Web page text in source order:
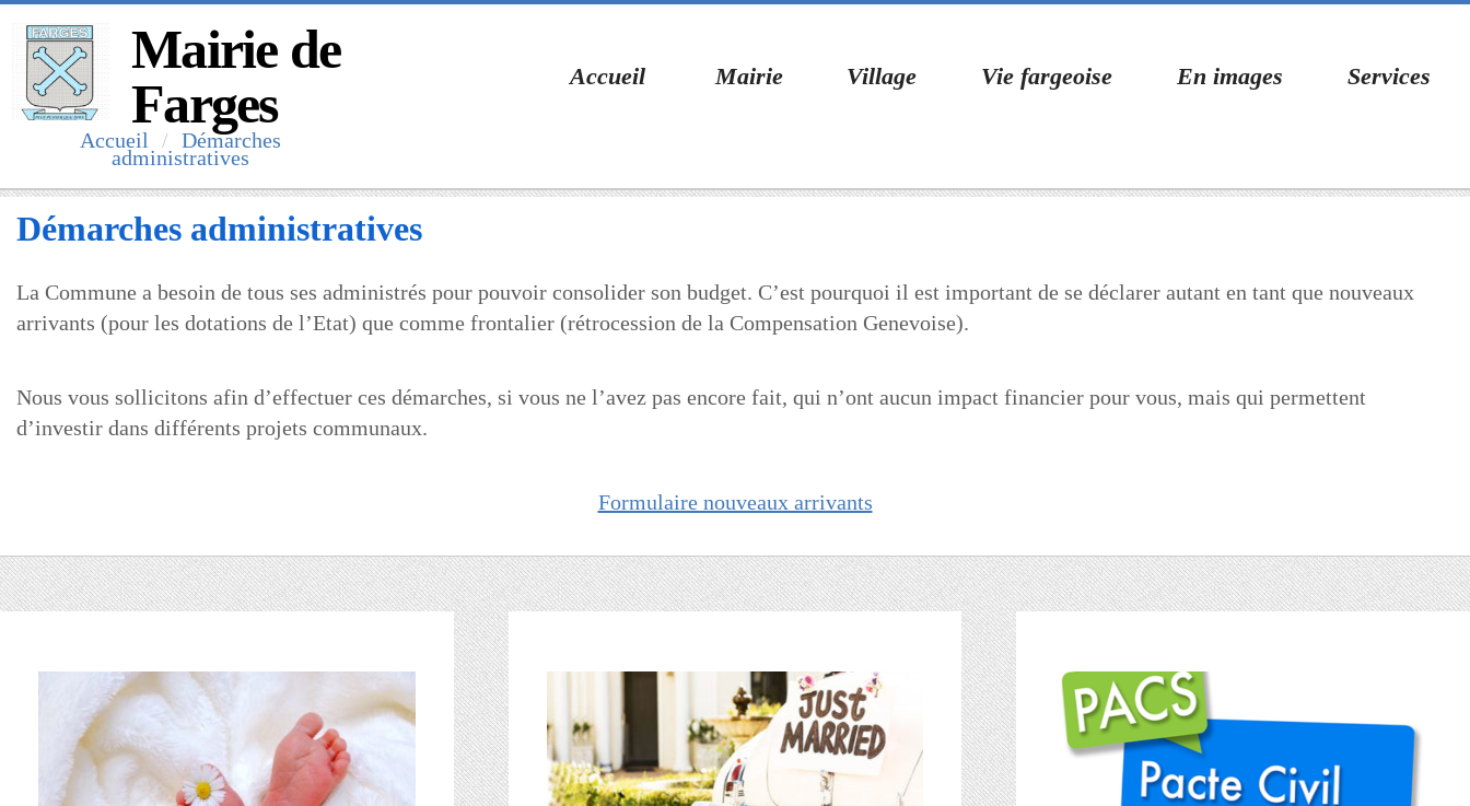
Mairie de
Farges
Accueil Mairie Village Vie fargeoise En images Services
Accueil Démarches
administratives
Démarches administratives
La Commune a besoin de tous ses administrés pour pouvoir consolider son budget. C’est pourquoi il est important de se déclarer autant en tant que nouveaux
arrivants (pour les dotations de l’Etat) que comme frontalier (rétrocession de la Compensation Genevoise).
Nous vous sollicitons afin d’effectuer ces démarches, si vous ne l’avez pas encore fait, qui n’ont aucun impact financier pour vous, mais qui permettent
d’investir dans différents projets communaux.
Formulaire nouveaux arrivants